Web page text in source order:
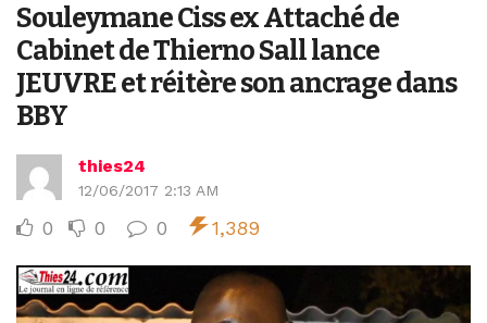
Souleymane Ciss ex Attaché de
Cabinet de Thierno Sall lance
JEUVRE et réitère son ancrage dans
BBY
thies24
12/06/2017 2:13 AM
0 0 0 1,389